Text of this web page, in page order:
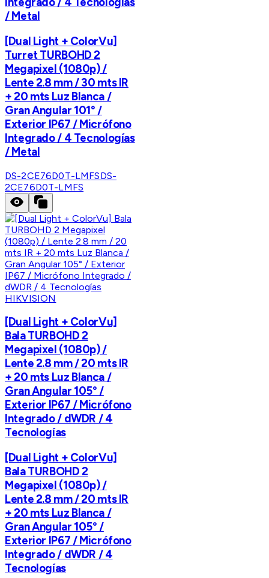
/ Metal
[Dual Light + ColorVu]
Turret TURBOHD 2
Megapixel (1080p) /
Lente 2.8 mm / 30 mts IR
+ 20 mts Luz Blanca /
Gran Angular 101° /
Exterior IP67 / Micrófono
Integrado / 4 Tecnologías
/ Metal
DS-2CE76D0T-LMFSDS-
2CE76D0T-LMFS
HIKVISION
[Dual Light + ColorVu]
Bala TURBOHD 2
Megapixel (1080p) /
Lente 2.8 mm / 20 mts IR
+ 20 mts Luz Blanca /
Gran Angular 105° /
Exterior IP67 / Micrófono
Integrado / dWDR / 4
Tecnologías
[Dual Light + ColorVu]
Bala TURBOHD 2
Megapixel (1080p) /
Lente 2.8 mm / 20 mts IR
+ 20 mts Luz Blanca /
Gran Angular 105° /
Exterior IP67 / Micrófono
Integrado / dWDR / 4
Tecnologías